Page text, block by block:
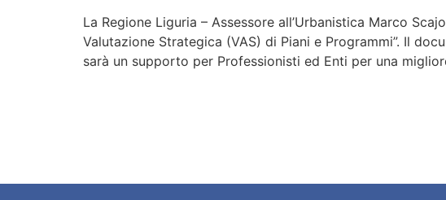
La Regione Liguria – Assessore all’Urbanistica Marco
Valutazione Strategica (VAS) di Piani e Programmi”. Il
sarà un supporto per Professionisti ed Enti per una